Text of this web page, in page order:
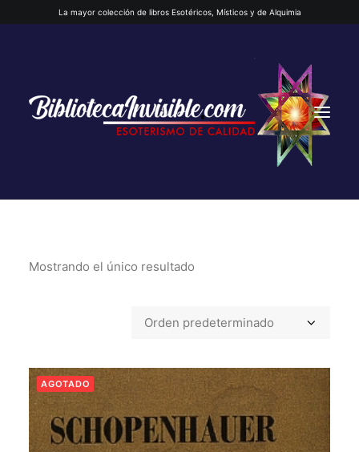
La mayor colección de libros Esotéricos, Místicos y de Alquimia
INICIO
CATEGORÍAS
AUTORES DESTACADOS
Mostrando el único resultado
AGOTADO